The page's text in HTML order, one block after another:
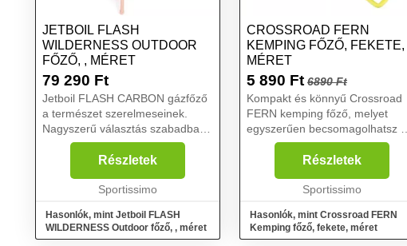
JETBOIL FLASH
WILDERNESS OUTDOOR
FŐZŐ, , MÉRET
79 290 Ft
Jetboil FLASH CARBON gázfőző
a természet szerelmeseinek.
Nagyszerű választás szabadban
töltött tevékenységekhez, mint
például sátorozás, túrázás, vízi
és kerékpártúrák, horgászat,
autós és motoros kir...
Részletek
Sportissimo
Hasonlók, mint Jetboil FLASH
WILDERNESS Outdoor főző, , méret
CROSSROAD FERN
KEMPING FŐZŐ, FEKETE,
MÉRET
5 890 Ft 6890 Ft
Kompakt és könnyű Crossroad
FERN kemping főző, melyet
egyszerűen becsomagolhatsz az
utazásokra. Ez a főző a
gázpalack tetejére szerelhető,
ami az alvázát is képezi....
Részletek
Sportissimo
Hasonlók, mint Crossroad FERN
Kemping főző, fekete, méret